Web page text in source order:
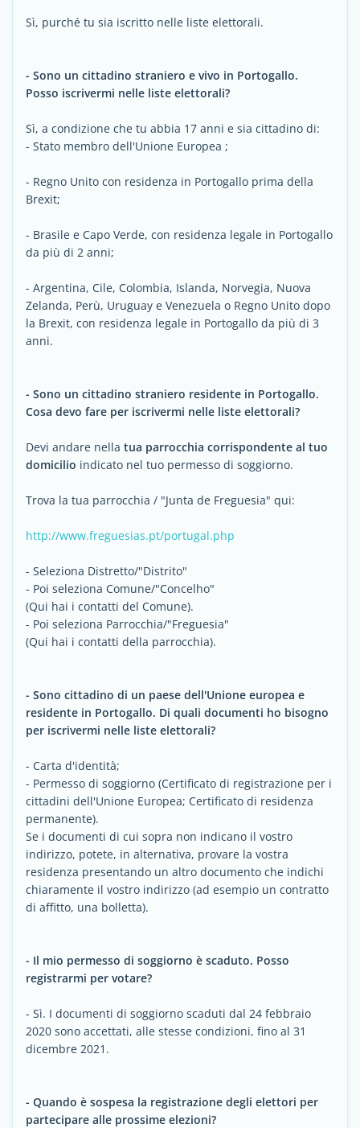
Sì, purché tu sia iscritto nelle liste elettorali.
- Sono un cittadino straniero e vivo in Portogallo.
Posso iscrivermi nelle liste elettorali?
Sì, a condizione che tu abbia 17 anni e sia cittadino di:
- Stato membro dell'Unione Europea ;
- Regno Unito con residenza in Portogallo prima della
Brexit;
- Brasile e Capo Verde, con residenza legale in Portogallo
da più di 2 anni;
- Argentina, Cile, Colombia, Islanda, Norvegia, Nuova
Zelanda, Perù, Uruguay e Venezuela o Regno Unito dopo
la Brexit, con residenza legale in Portogallo da più di 3
anni.
- Sono un cittadino straniero residente in Portogallo.
Cosa devo fare per iscrivermi nelle liste elettorali?
Devi andare nella tua parrocchia corrispondente al tuo
domicilio indicato nel tuo permesso di soggiorno.
Trova la tua parrocchia / "Junta de Freguesia" qui:
http://www.freguesias.pt/portugal.php
- Seleziona Distretto/"Distrito"
- Poi seleziona Comune/"Concelho"
(Qui hai i contatti del Comune).
- Poi seleziona Parrocchia/"Freguesia"
(Qui hai i contatti della parrocchia).
- Sono cittadino di un paese dell'Unione europea e
residente in Portogallo. Di quali documenti ho bisogno
per iscrivermi nelle liste elettorali?
- Carta d'identità;
- Permesso di soggiorno (Certificato di registrazione per i
cittadini dell'Unione Europea; Certificato di residenza
permanente).
Se i documenti di cui sopra non indicano il vostro
indirizzo, potete, in alternativa, provare la vostra
residenza presentando un altro documento che indichi
chiaramente il vostro indirizzo (ad esempio un contratto
di affitto, una bolletta).
- Il mio permesso di soggiorno è scaduto. Posso
registrarmi per votare?
- Sì. I documenti di soggiorno scaduti dal 24 febbraio
2020 sono accettati, alle stesse condizioni, fino al 31
dicembre 2021.
- Quando è sospesa la registrazione degli elettori per
partecipare alle prossime elezioni?